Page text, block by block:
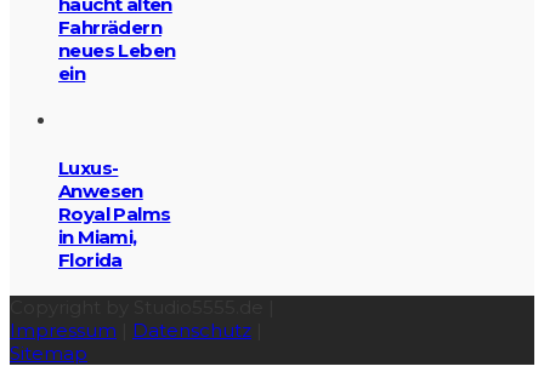
haucht alten
Fahrrädern
neues Leben
ein
Luxus-
Anwesen
Royal Palms
in Miami,
Florida
Impressum
Datenschutz
Sitemap